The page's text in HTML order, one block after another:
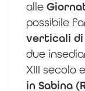
alle
possibile
verticali di
due
XIII secolo
in Sabina